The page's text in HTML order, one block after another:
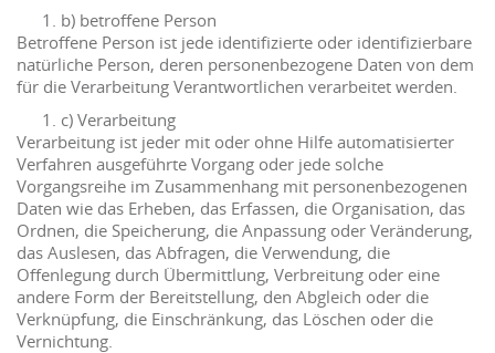
b) betroffene Person
Betroffene Person ist jede identifizierte oder identifizierbare
natürliche Person, deren personenbezogene Daten von dem
für die Verarbeitung Verantwortlichen verarbeitet werden.
c) Verarbeitung
Verarbeitung ist jeder mit oder ohne Hilfe automatisierter
Verfahren ausgeführte Vorgang oder jede solche
Vorgangsreihe im Zusammenhang mit personenbezogenen
Daten wie das Erheben, das Erfassen, die Organisation, das
Ordnen, die Speicherung, die Anpassung oder Veränderung,
das Auslesen, das Abfragen, die Verwendung, die
Offenlegung durch Übermittlung, Verbreitung oder eine
andere Form der Bereitstellung, den Abgleich oder die
Verknüpfung, die Einschränkung, das Löschen oder die
Vernichtung.